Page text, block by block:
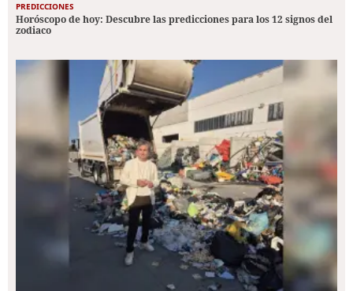
PREDICCIONES
Horóscopo de hoy: Descubre las predicciones para los 12 signos del
zodiaco